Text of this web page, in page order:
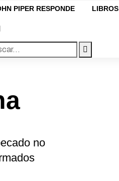
PIPER RESPONDE LIBROS
no